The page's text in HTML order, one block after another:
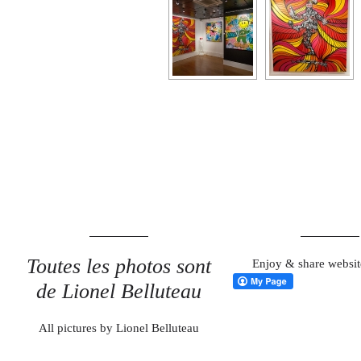
Toutes les photos sont
de Lionel Belluteau
All pictures by Lionel Belluteau
Enjoy & share